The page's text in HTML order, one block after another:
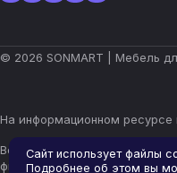
© 2026 SONMART | Мебель
На информационном ресурсе
Все ресурсы сайта
фирменное наименование
Сайт использует файлы
Подробнее об этом вы